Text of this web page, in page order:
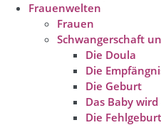
Frauenwelten
Frauen
Schwangerschaft
Die Doula
Die
Die Geburt
Das Baby
Die Fehlgeburt